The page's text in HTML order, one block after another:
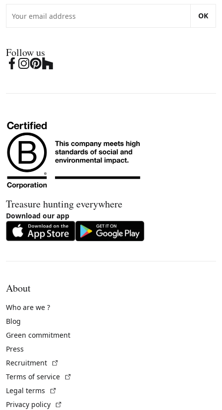
OK
Follow us
Treasure hunting everywhere
Download our app
About
Who are we ?
Blog
Green commitment
Press
Recruitment
Terms of service
Legal terms
Privacy policy